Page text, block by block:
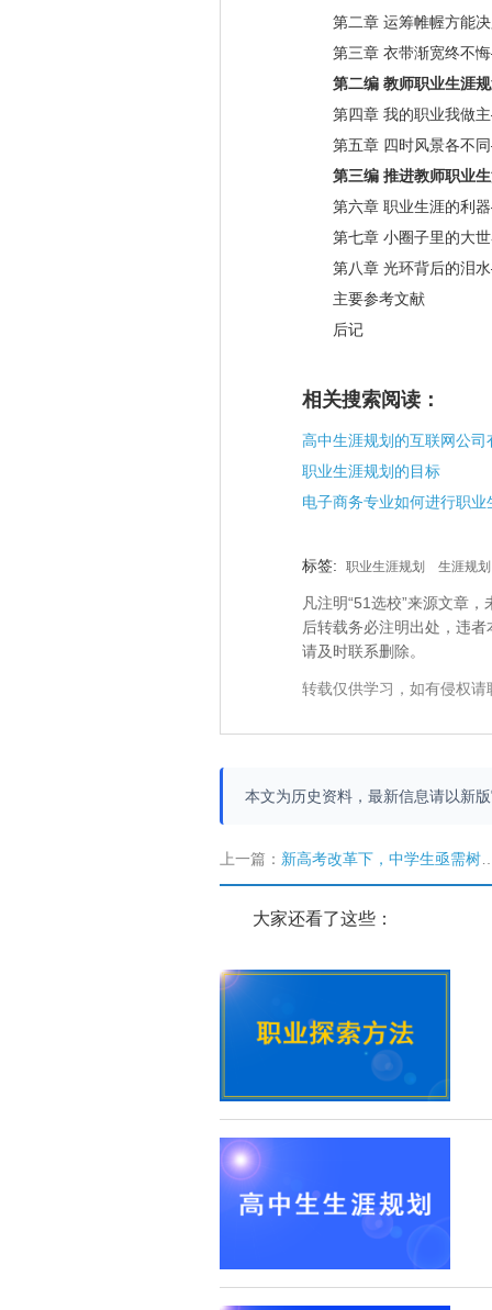
第二章 运筹帷幄方能决
第三章 衣带渐宽终不悔
第二编 教师职业生涯规
第四章 我的职业我做
第五章 四时风景各不同
第三编 推进教师职业生
第六章 职业生涯的利
第七章 小圈子里的大世
第八章 光环背后的泪水
主要参考文献
后记
相关搜索阅读：
高中生涯规划的互联网公司
职业生涯规划的目标
标签: 职业生涯规划 生涯规划
凡注明“51选校”来源文章
后转载务必注明出处，违
请及时联系删除。
转载仅供学习，如有侵权
本文为历史资料，最新信息请以新
上一篇： 新高考改革下，中学生亟需树立生涯规划意识
大家还看了这些：